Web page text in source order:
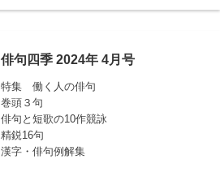
俳句四季 2024年 4月号
特集 働く人の俳句
巻頭３句
俳句と短歌の10作競詠
精鋭16句
漢字・俳句例解集